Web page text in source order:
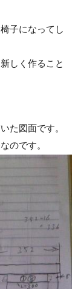
子になってし
しく作ること
た図面です。
のです。